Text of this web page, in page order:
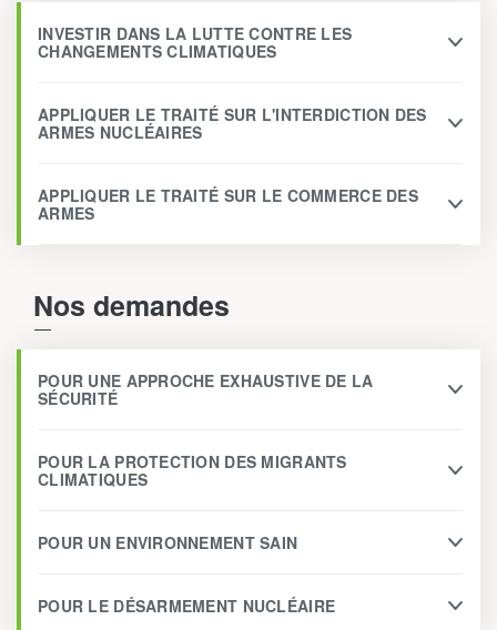
INVESTIR DANS LA LUTTE CONTRE LES
CHANGEMENTS CLIMATIQUES
APPLIQUER LE TRAITÉ SUR L'INTERDICTION DES
ARMES NUCLÉAIRES
APPLIQUER LE TRAITÉ SUR LE COMMERCE DES
ARMES
Nos demandes
POUR UNE APPROCHE EXHAUSTIVE DE LA
SÉCURITÉ
POUR LA PROTECTION DES MIGRANTS
CLIMATIQUES
POUR UN ENVIRONNEMENT SAIN
POUR LE DÉSARMEMENT NUCLÉAIRE